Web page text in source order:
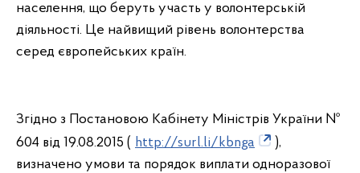
населення, що беруть участь у волонтерській
діяльності. Це найвищий рівень волонтерства
серед європейських країн.
Згідно з Постановою Кабінету Міністрів України №
604 від 19.08.2015 ( http://surl.li/kbnga
),
визначено умови та порядок виплати одноразової